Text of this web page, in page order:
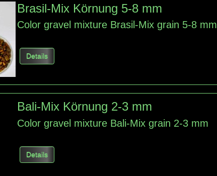
Brasil-Mix Körnung 5-8 mm
Color gravel mixture Brasil-Mix grain 5-8 mm
Details
Bali-Mix Körnung 2-3 mm
Color gravel mixture Bali-Mix grain 2-3 mm
Details